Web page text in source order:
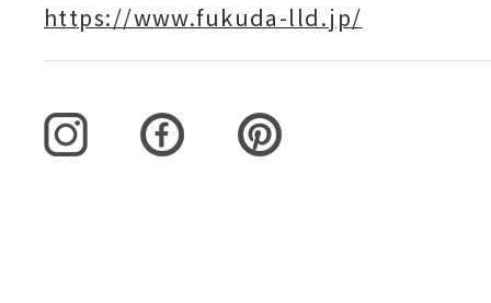
https://www.fukuda-lld.jp/